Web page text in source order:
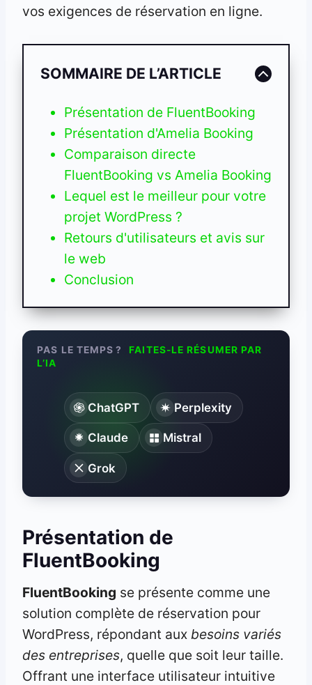
vos exigences de réservation en ligne.
SOMMAIRE DE L’ARTICLE
Présentation de FluentBooking
Présentation d'Amelia Booking
Comparaison directe
FluentBooking vs Amelia Booking
Lequel est le meilleur pour votre
projet WordPress ?
Retours d'utilisateurs et avis sur
le web
Conclusion
PAS LE TEMPS ?
FAITES-LE RÉSUMER PAR
L’IA
ChatGPT Perplexity
Claude Mistral
Grok
Présentation de
FluentBooking
FluentBooking se présente comme une
solution complète de réservation pour
WordPress, répondant aux besoins variés
des entreprises, quelle que soit leur taille.
Offrant une interface utilisateur intuitive